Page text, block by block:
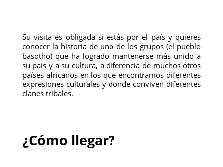
Su visita es obligada si estás por el país y quieres
conocer la historia de uno de los grupos (el pueblo
basotho) que ha logrado mantenerse más unido a
su país y a su cultura, a diferencia de muchos otros
países africanos en los que encontramos diferentes
expresiones culturales y donde conviven diferentes
clanes tribales.
¿Cómo llegar?